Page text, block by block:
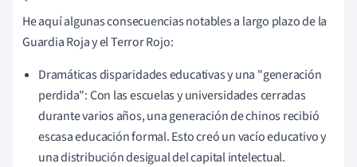
He aquí algunas consecuencias notables a largo plazo de la
Guardia Roja y el Terror Rojo:
Dramáticas disparidades educativas y una "generación
perdida": Con las escuelas y universidades cerradas
durante varios años, una generación de chinos recibió
escasa educación formal. Esto creó un vacío educativo y
una distribución desigual del capital intelectual.